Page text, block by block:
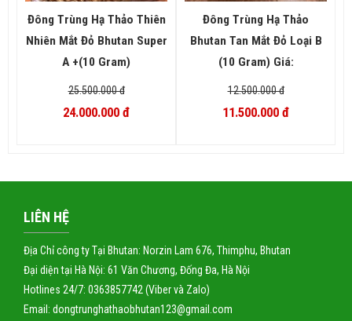
Đông Trùng Hạ Thảo Thiên
Nhiên Mắt Đỏ Bhutan Super
A +(10 Gram)
25.500.000 đ
24.000.000 đ
Đông Trùng Hạ Thảo
Bhutan Tan Mắt Đỏ Loại B
(10 Gram) Giá:
12.500.000 đ
11.500.000 đ
LIÊN HỆ
Địa Chỉ công ty Tại Bhutan: Norzin Lam 676, Thimphu, Bhutan
Đại diện tại Hà Nội: 61 Văn Chương, Đống Đa, Hà Nội
Hotlines 24/7: 0363857742 (Viber và Zalo)
Email: dongtrunghathaobhutan123@gmail.com